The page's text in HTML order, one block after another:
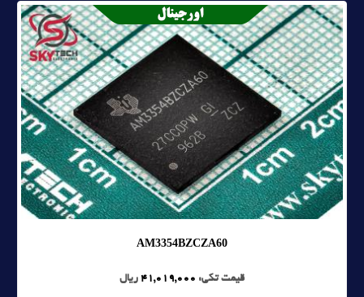
AM3354BZCZA60
قیمت تکی: 41,019,000 ریال